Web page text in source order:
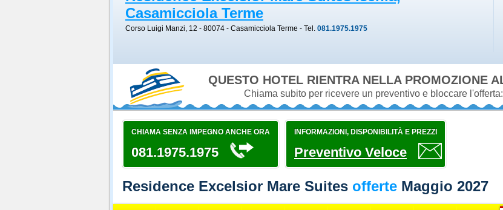
Casamicciola Terme
Corso Luigi Manzi, 12 - 80074 - Casamicciola Terme - Tel. 081.1975.1975
QUESTO HOTEL RIENTRA NELLA PROMOZIONE
Chiama subito per ricevere un preventivo e bloccare l'offerta:
CHIAMA SENZA IMPEGNO ANCHE ORA
081.1975.1975
INFORMAZIONI, DISPONIBILITÀ E PREZZI
Preventivo Veloce
Residence Excelsior Mare Suites offerte Maggio 2027